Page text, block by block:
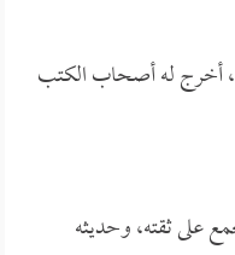
أخرج له أصحاب الكتب
على ثقته، وحديثه